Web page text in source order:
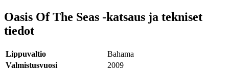
Oasis Of The Seas -katsaus ja tekniset
tiedot
Lippuvaltio
Bahama
Valmistusvuosi
2009